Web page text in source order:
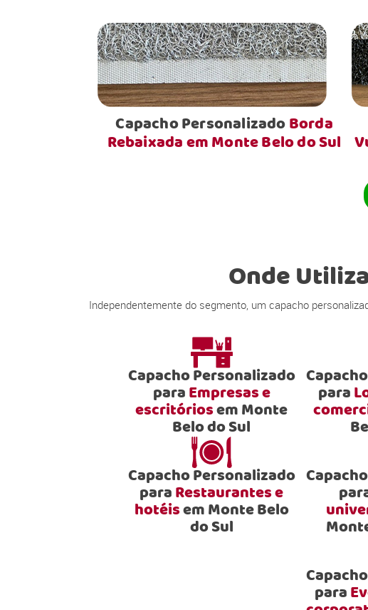
Capacho PersonalizadoBorda
Rebaixada em Monte Belo do Sul
Onde
Independentemente do segmento, um capacho
Capacho Personalizado
paraEmpresas e
escritóriosem Monte
Belo do Sul
para
Capacho Personalizado
paraRestaurantes e
hotéisem Monte Belo
do Sul
para